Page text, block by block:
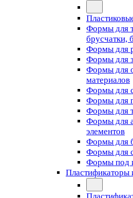
Формы для
брусчатки,
Формы для
Формы для
Формы для
материалов
Формы для
Формы для
Формы для
Формы для
элементов
Формы для
Формы для
Формы под
Пластификаторы